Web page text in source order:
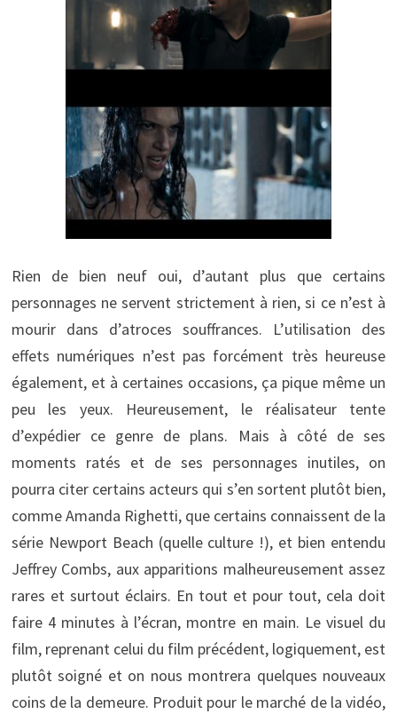
Rien de bien neuf oui, d’autant plus que certains
personnages ne servent strictement à rien, si ce n’est à
mourir dans d’atroces souffrances. L’utilisation des
effets numériques n’est pas forcément très heureuse
également, et à certaines occasions, ça pique même un
peu les yeux. Heureusement, le réalisateur tente
d’expédier ce genre de plans. Mais à côté de ses
moments ratés et de ses personnages inutiles, on
pourra citer certains acteurs qui s’en sortent plutôt bien,
comme Amanda Righetti, que certains connaissent de la
série Newport Beach (quelle culture !), et bien entendu
Jeffrey Combs, aux apparitions malheureusement assez
rares et surtout éclairs. En tout et pour tout, cela doit
faire 4 minutes à l’écran, montre en main. Le visuel du
film, reprenant celui du film précédent, logiquement, est
plutôt soigné et on nous montrera quelques nouveaux
coins de la demeure. Produit pour le marché de la vidéo,